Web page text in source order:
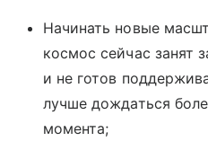
Начинать новые
космос сейчас занят
и не готов
лучше дождаться
момента;